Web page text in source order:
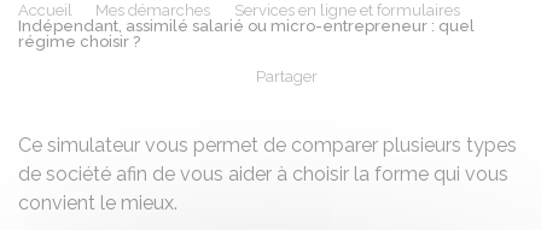
Accueil Mes démarches
Services en ligne et formulaires
Indépendant, assimilé salarié ou micro-entrepreneur : quel
régime choisir ?
Partager
Ce simulateur vous permet de comparer plusieurs types
de société afin de vous aider à choisir la forme qui vous
convient le mieux.